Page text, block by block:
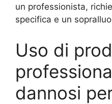
un professionista,
specifica e un
Uso di
dannosi